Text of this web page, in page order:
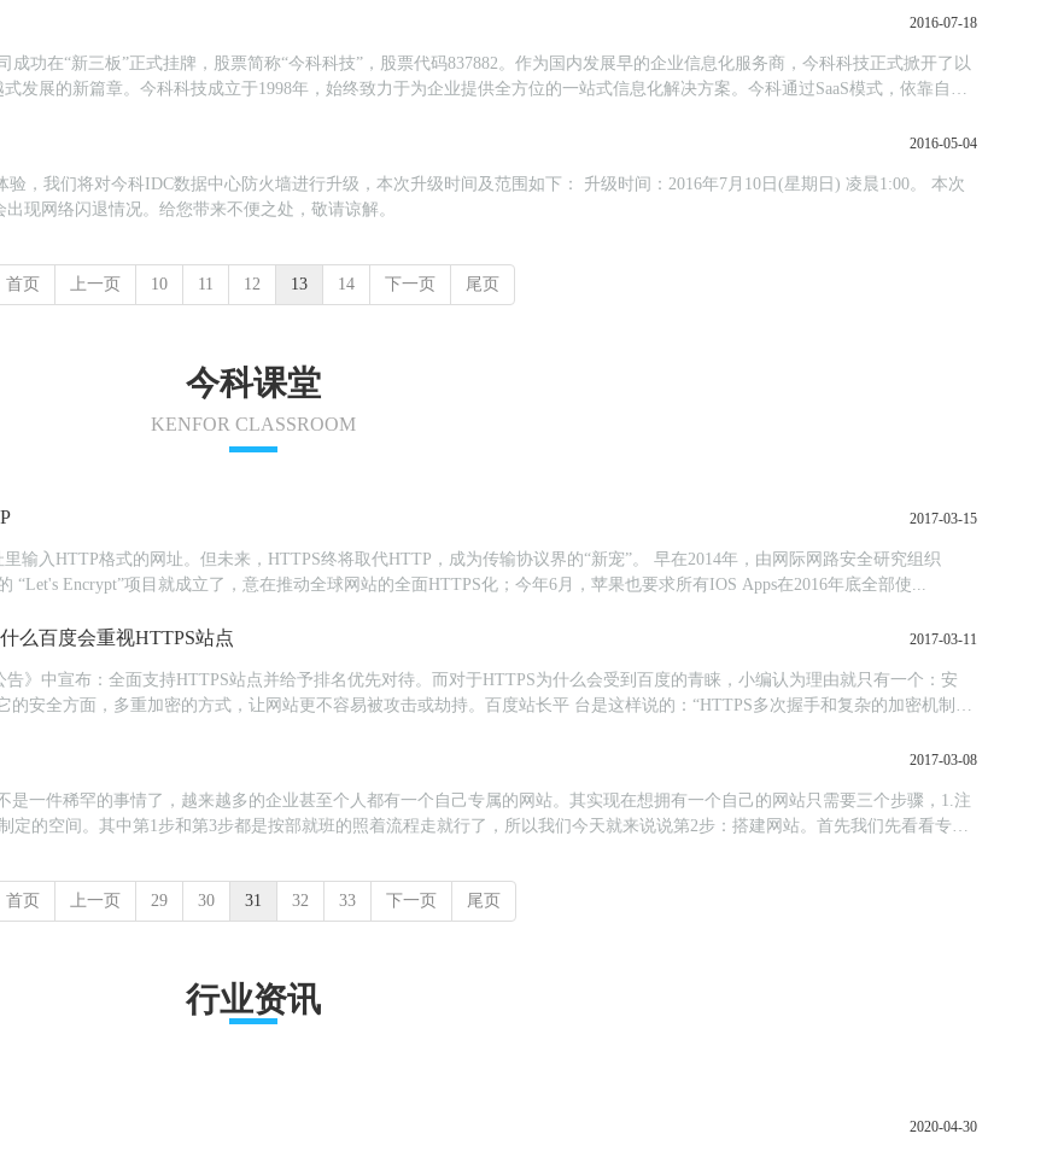
2016-07-18
成功在“新三板”正式挂牌，股票简称“今科科技”，股票代码837882。作为国内发展早的企业信息化服务商，今科科技正式掀开了以
发展的新篇章。今科科技成立于1998年，始终致力于为企业提供全方位的一站式信息化解决方案。今科通过SaaS模式，依靠自主
2016-05-04
现网络闪退情况。给您带来不便之处，敬请谅解。
首页 上一页 10 11 12 13 14 下一页 尾页
今科课堂
KENFOR CLASSROOM
2017-03-15
输入HTTP格式的网址。但未来，HTTPS终将取代HTTP，成为传输协议界的“新宠”。 早在2014年，由网际网路安全研究组织
“Let's Encrypt”项目就成立了，意在推动全球网站的全面HTTPS化；今年6月，苹果也要求所有IOS Apps在2016年底全部使...
么百度会重视HTTPS站点 2017-03-11
》中宣布：全面支持HTTPS站点并给予排名优先对待。而对于HTTPS为什么会受到百度的青睐，小编认为理由就只有一个：安
的安全方面，多重加密的方式，让网站更不容易被攻击或劫持。百度站长平 台是这样说的：“HTTPS多次握手和复杂的加密机制有
2017-03-08
是一件稀罕的事情了，越来越多的企业甚至个人都有一个自己专属的网站。其实现在想拥有一个自己的网站只需要三个步骤，1.注
定的空间。其中第1步和第3步都是按部就班的照着流程走就行了，所以我们今天就来说说第2步：搭建网站。首先我们先看看专业
首页 上一页 29 30 31 32 33 下一页 尾页
行业资讯
2020-04-30